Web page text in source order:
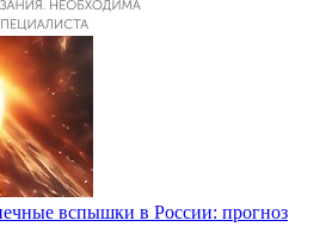
вспышки в России: прогноз